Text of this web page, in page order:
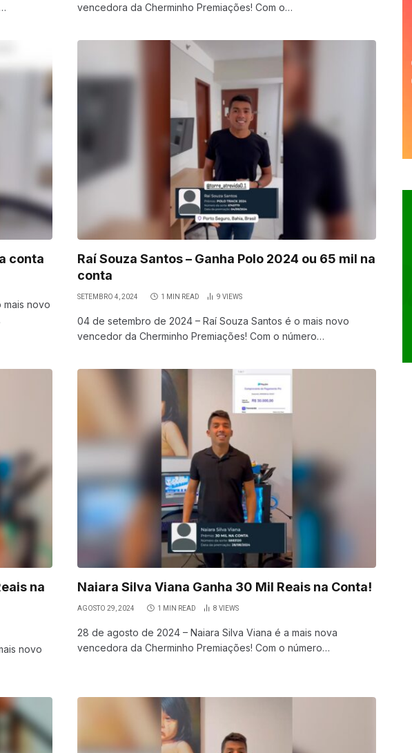
vencedora da Cherminho Premiações! Com o…
conta
mais novo
Raí Souza Santos – Ganha Polo 2024 ou 65 mil na
conta
SETEMBRO 4, 2024 1 MIN READ 9 VIEWS
04 de setembro de 2024 – Raí Souza Santos é o mais novo
vencedor da Cherminho Premiações! Com o número…
na
novo
Naiara Silva Viana Ganha 30 Mil Reais na Conta!
AGOSTO 29, 2024 1 MIN READ 8 VIEWS
28 de agosto de 2024 – Naiara Silva Viana é a mais nova
vencedora da Cherminho Premiações! Com o número…